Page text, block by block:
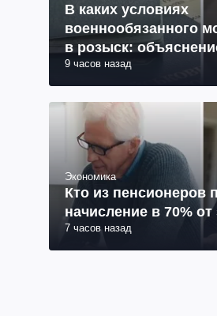
В каких условиях
военнообязанного
в розыск:
9 часов назад
Экономика
Кто из пенсионеров
начисление в 70%
7 часов назад